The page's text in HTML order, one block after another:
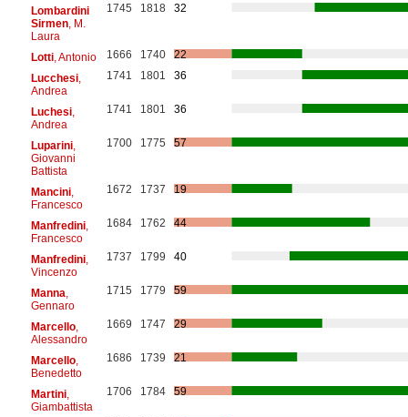
Lombardini
Sirmen, M.
Laura
1745 1818 32
Lotti, Antonio 1666 1740
22
Lucchesi,
Andrea
1741 1801 36
Luchesi,
Andrea
1741 1801 36
Luparini,
Giovanni
Battista
1700 1775 57
Mancini,
Francesco
1672 1737 19
Manfredini,
Francesco
1684 1762 44
Manfredini,
Vincenzo
1737 1799 40
Manna
Gennaro
1715 1779 59
Marcello,
Alessandro
1669 1747 29
Marcello,
Benedetto
1686 1739 21
Martini,
Giambattista
1706 1784 59